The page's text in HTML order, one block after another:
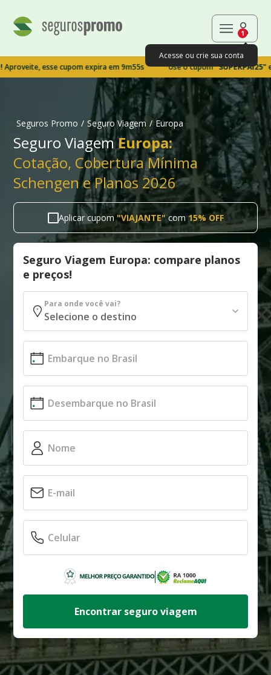
1
Acesse ou crie sua conta
esse cupom expira em 9m54s
Use o cupom"SUPERPAI25"e
Seguros Promo / Seguro Viagem / Europa
Seguro ViagemEuropa:
Cotação, Cobertura Mínima
Schengen e Planos 2026
Aplicar cupom "VIAJANTE"com15% OFF
Seguro Viagem Europa: compare planos
e preços!
Para onde você vai?
Encontrar seguro viagem